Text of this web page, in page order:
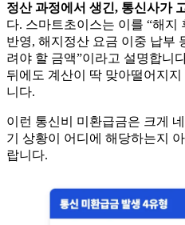
정산 과정에서 생긴, 통신사가
다. 스마트초이스는 이를 “해지
반영, 해지정산 요금 이중 납부
려야 할 금액”이라고 설명합니
뒤에도 계산이 딱 맞아떨어지
니다.
이런 통신비 미환급금은 크게
기 상황이 어디에 해당하는지
랍니다.